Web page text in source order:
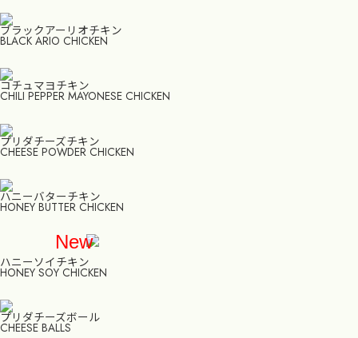
ブラックアーリオチキン
BLACK ARIO CHICKEN
コチュマヨチキン
CHILI PEPPER MAYONESE CHICKEN
プリダチーズチキン
CHEESE POWDER CHICKEN
ハニーバターチキン
HONEY BUTTER CHICKEN
New
ハニーソイチキン
HONEY SOY CHICKEN
プリダチーズボール
CHEESE BALLS